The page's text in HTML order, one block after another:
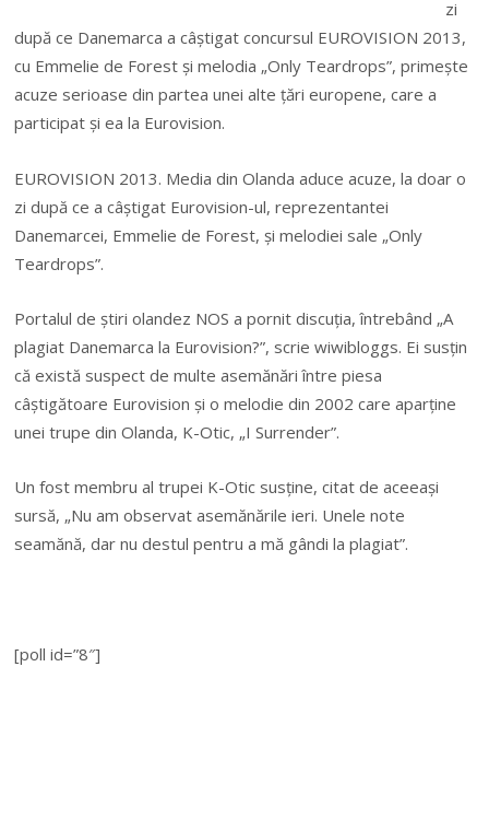
zi
după ce Danemarca a câştigat concursul EUROVISION 2013,
cu Emmelie de Forest şi melodia „Only Teardrops”, primeşte
acuze serioase din partea unei alte ţări europene, care a
participat şi ea la Eurovision.
EUROVISION 2013. Media din Olanda aduce acuze, la doar o
zi după ce a câştigat Eurovision-ul, reprezentantei
Danemarcei, Emmelie de Forest, şi melodiei sale „Only
Teardrops”.
Portalul de ştiri olandez NOS a pornit discuţia, întrebând „A
plagiat Danemarca la Eurovision?”, scrie wiwibloggs. Ei susţin
că există suspect de multe asemănări între piesa
câştigătoare Eurovision şi o melodie din 2002 care aparţine
unei trupe din Olanda, K-Otic, „I Surrender”.
Un fost membru al trupei K-Otic susţine, citat de aceeaşi
sursă, „Nu am observat asemănările ieri. Unele note
seamănă, dar nu destul pentru a mă gândi la plagiat”.
[poll id=”8″]